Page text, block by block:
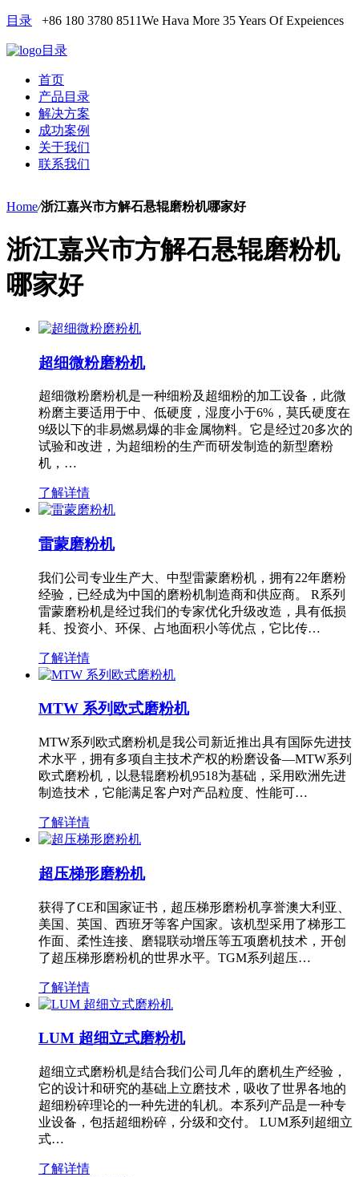
目录 +86 180 3780 8511We Hava More 35 Years Of Expeiences
目录
首页
产品目录
解决方案
成功案例
关于我们
联系我们
Home/浙江嘉兴市方解石悬辊磨粉机哪家好
浙江嘉兴市方解石悬辊磨粉机
哪家好
超细微粉磨粉机
超细微粉磨粉机是一种细粉及超细粉的加工设备，此微
粉磨主要适用于中、低硬度，湿度小于6%，莫氏硬度在
9级以下的非易燃易爆的非金属物料。它是经过20多次的
试验和改进，为超细粉的生产而研发制造的新型磨粉
机，…
了解详情
雷蒙磨粉机
我们公司专业生产大、中型雷蒙磨粉机，拥有22年磨粉
经验，已经成为中国的磨粉机制造商和供应商。 R系列
雷蒙磨粉机是经过我们的专家优化升级改造，具有低损
耗、投资小、环保、占地面积小等优点，它比传…
了解详情
MTW 系列欧式磨粉机
MTW系列欧式磨粉机是我公司新近推出具有国际先进技
术水平，拥有多项自主技术产权的粉磨设备—MTW系列
欧式磨粉机，以悬辊磨粉机9518为基础，采用欧洲先进
制造技术，它能满足客户对产品粒度、性能可…
了解详情
超压梯形磨粉机
获得了CE和国家证书，超压梯形磨粉机享誉澳大利亚、
美国、英国、西班牙等客户国家。该机型采用了梯形工
作面、柔性连接、磨辊联动增压等五项磨机技术，开创
了超压梯形磨粉机的世界水平。TGM系列超压…
了解详情
LUM 超细立式磨粉机
超细立式磨粉机是结合我们公司几年的磨机生产经验，
它的设计和研究的基础上立磨技术，吸收了世界各地的
超细粉碎理论的一种先进的轧机。本系列产品是一种专
业设备，包括超细粉碎，分级和交付。 LUM系列超细立
式…
了解详情